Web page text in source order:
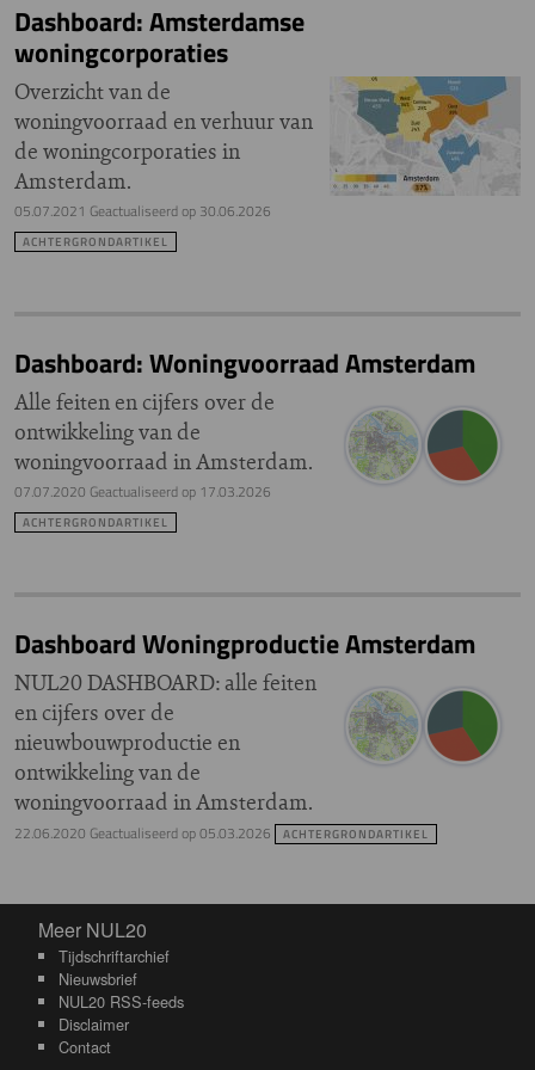
Dashboard: Amsterdamse
woningcorporaties
Overzicht van de
woningvoorraad en verhuur van
de woningcorporaties in
Amsterdam.
05.07.2021 Geactualiseerd op 30.06.2026
ACHTERGRONDARTIKEL
Dashboard: Woningvoorraad Amsterdam
Alle feiten en cijfers over de
ontwikkeling van de
woningvoorraad in Amsterdam.
07.07.2020 Geactualiseerd op 17.03.2026
ACHTERGRONDARTIKEL
Dashboard Woningproductie Amsterdam
NUL20 DASHBOARD: alle feiten
en cijfers over de
nieuwbouwproductie en
ontwikkeling van de
woningvoorraad in Amsterdam.
22.06.2020 Geactualiseerd op05.03.2026 ACHTERGRONDARTIKEL
Meer NUL20
Meer NUL20
Tijdschriftarchief
Nieuwsbrief
NUL20 RSS-feeds
Disclaimer
Contact